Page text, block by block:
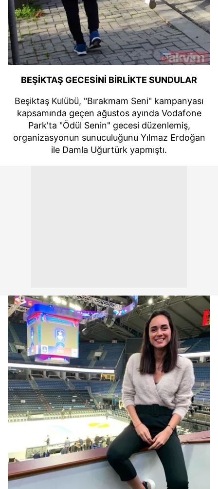
BEŞİKTAŞ GECESİNİ BİRLİKTE SUNDULAR
Beşiktaş Kulübü, "Bırakmam Seni" kampanyası
kapsamında geçen ağustos ayında Vodafone
Park'ta "Ödül Senin" gecesi düzenlemiş,
organizasyonun sunuculuğunu Yılmaz Erdoğan
ile Damla Uğurtürk yapmıştı.